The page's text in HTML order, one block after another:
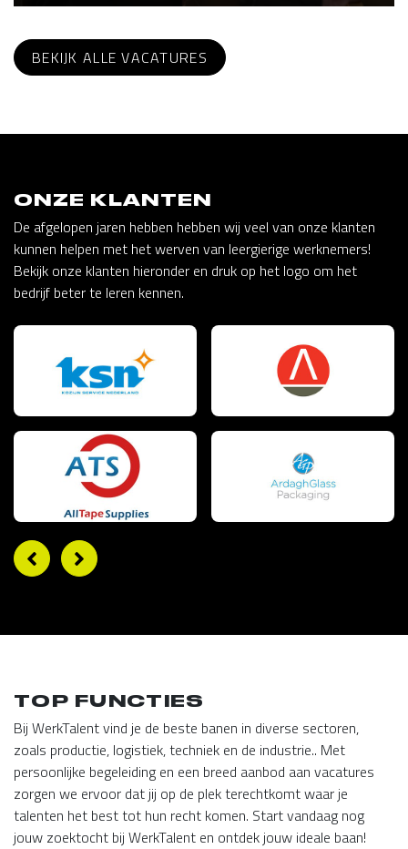
BEKIJK ALLE VACATURES
ONZE KLANTEN
De afgelopen jaren hebben hebben wij veel van onze klanten
kunnen helpen met het werven van leergierige werknemers!
Bekijk onze klanten hieronder en druk op het logo om het
bedrijf beter te leren kennen.
TOP FUNCTIES
Bij WerkTalent vind je de beste banen in diverse sectoren,
zoals productie, logistiek, techniek en de industrie.. Met
persoonlijke begeleiding en een breed aanbod aan vacatures
zorgen we ervoor dat jij op de plek terechtkomt waar je
talenten het best tot hun recht komen. Start vandaag nog
jouw zoektocht bij WerkTalent en ontdek jouw ideale baan!